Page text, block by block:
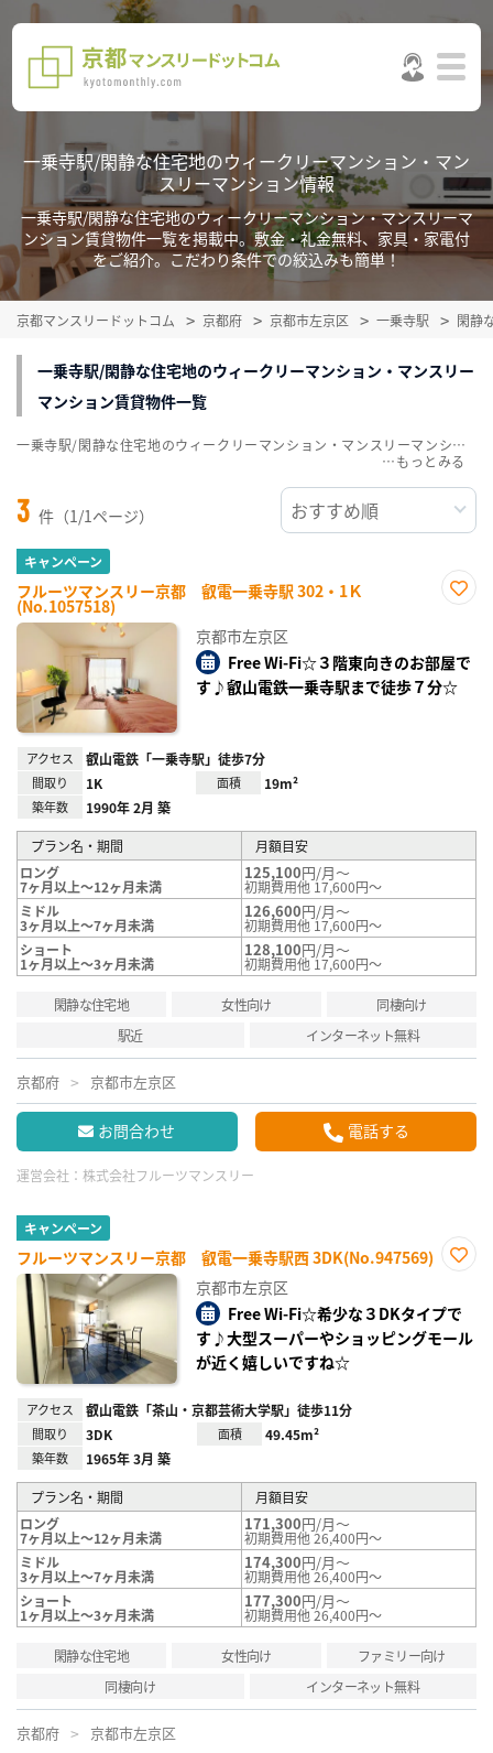
一乗寺駅/閑静な住宅地のウィークリーマンション・マン
スリーマンション情報
一乗寺駅/閑静な住宅地のウィークリーマンション・マンスリーマ
ンション賃貸物件一覧を掲載中。敷金・礼金無料、家具・家電付
をご紹介。こだわり条件での絞込みも簡単！
京都マンスリードットコム 京都府 京都市左京区 一乗寺駅 閑静
一乗寺駅/閑静な住宅地のウィークリーマンション・マンスリー
マンション賃貸物件一覧
3 件（1/1ページ）
キャンペーン
フルーツマンスリー京都 叡電一乗寺駅 302・1Ｋ
(No.1057518)
録
京都市左京区
Free Wi-Fi☆３階東向きのお部屋で
す♪叡山電鉄一乗寺駅まで徒歩７分☆
アクセス 叡山電鉄「一乗寺駅」徒歩7分
間取り 1K 面積 19m²
築年数 1990年 2月 築
プラン名・期間
月額目安
ロング
7ヶ月以上～12ヶ月未満
125,100円/月～
初期費用他 17,600円～
ミドル
3ヶ月以上～7ヶ月未満
126,600円/月～
初期費用他 17,600円～
ショート
1ヶ月以上～3ヶ月未満
128,100円/月～
初期費用他 17,600円～
閑静な住宅地 女性向け
同棲向け
駅近
インターネット無料
京都府 京都市左京区
お問合わせ 電話する
運営会社： 株式会社フルーツマンスリー
キャンペーン
フルーツマンスリー京都 叡電一乗寺駅西 3DK(No.947569)
り登
録
京都市左京区
Free Wi-Fi☆希少な３DKタイプで
す♪大型スーパーやショッピングモール
が近く嬉しいですね☆
アクセス 叡山電鉄「茶山・京都芸術大学駅」徒歩11分
間取り 3DK 面積 49.45m²
築年数 1965年 3月 築
プラン名・期間
月額目安
ロング
7ヶ月以上～12ヶ月未満
171,300円/月～
初期費用他 26,400円～
ミドル
3ヶ月以上～7ヶ月未満
174,300円/月～
初期費用他 26,400円～
ショート
1ヶ月以上～3ヶ月未満
177,300円/月～
初期費用他 26,400円～
閑静な住宅地 女性向け
ファミリー向け
同棲向け
インターネット無料
京都府 京都市左京区
一乗寺駅/閑静な住宅地のウィークリーマンション・マンスリーマンション賃貸物件一覧を掲載中。敷金・礼金無料、家具・家電付をご紹介。こだわり条件での絞込みも簡単！
…